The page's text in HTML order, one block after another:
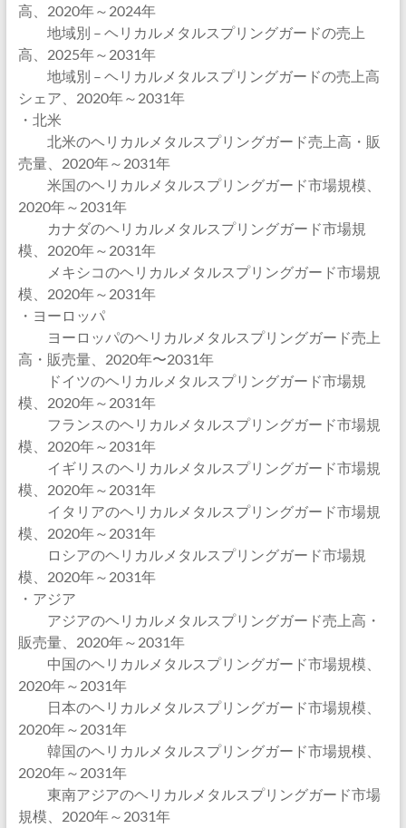
高、2020年～2024年
地域別 – ヘリカルメタルスプリングガードの売上
高、2025年～2031年
地域別 – ヘリカルメタルスプリングガードの売上高
シェア、2020年～2031年
・北米
北米のヘリカルメタルスプリングガード売上高・販
売量、2020年～2031年
米国のヘリカルメタルスプリングガード市場規模、
2020年～2031年
カナダのヘリカルメタルスプリングガード市場規
模、2020年～2031年
メキシコのヘリカルメタルスプリングガード市場規
模、2020年～2031年
・ヨーロッパ
ヨーロッパのヘリカルメタルスプリングガード売上
高・販売量、2020年〜2031年
ドイツのヘリカルメタルスプリングガード市場規
模、2020年～2031年
フランスのヘリカルメタルスプリングガード市場規
模、2020年～2031年
イギリスのヘリカルメタルスプリングガード市場規
模、2020年～2031年
イタリアのヘリカルメタルスプリングガード市場規
模、2020年～2031年
ロシアのヘリカルメタルスプリングガード市場規
模、2020年～2031年
・アジア
アジアのヘリカルメタルスプリングガード売上高・
販売量、2020年～2031年
中国のヘリカルメタルスプリングガード市場規模、
2020年～2031年
日本のヘリカルメタルスプリングガード市場規模、
2020年～2031年
韓国のヘリカルメタルスプリングガード市場規模、
2020年～2031年
東南アジアのヘリカルメタルスプリングガード市場
規模、2020年～2031年